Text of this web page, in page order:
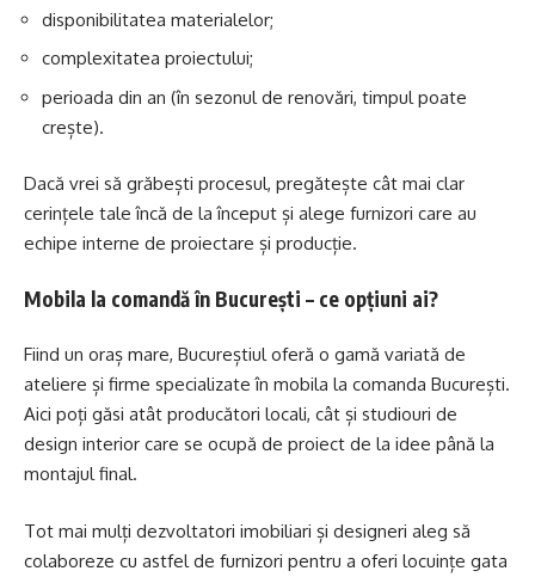
disponibilitatea materialelor;
complexitatea proiectului;
perioada din an (în sezonul de renovări, timpul poate
crește).
Dacă vrei să grăbești procesul, pregătește cât mai clar
cerințele tale încă de la început și alege furnizori care au
echipe interne de proiectare și producție.
Mobila la comandă în București – ce opțiuni ai?
Fiind un oraș mare, Bucureștiul oferă o gamă variată de
ateliere și firme specializate în mobila la comanda București.
Aici poți găsi atât producători locali, cât și studiouri de
design interior care se ocupă de proiect de la idee până la
montajul final.
Tot mai mulți dezvoltatori imobiliari și designeri aleg să
colaboreze cu astfel de furnizori pentru a oferi locuințe gata